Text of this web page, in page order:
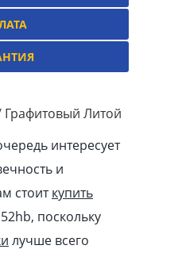
Графитовый Литой
интересует
и
стоиткупить
поскольку
лучше всего